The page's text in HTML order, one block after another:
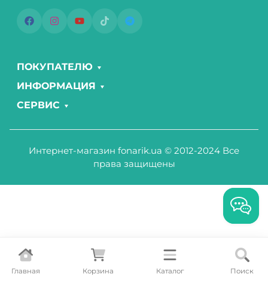
Главная Корзина Каталог Поиск
ПОКУПАТЕЛЮ
ИНФОРМАЦИЯ
СЕРВИС
Интернет-магазин fonarik.ua © 2012-2024 Все
права защищены